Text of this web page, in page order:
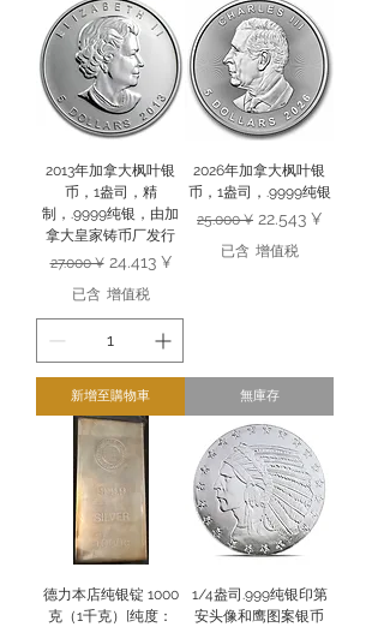
2013年加拿大枫叶银
币，1盎司，精
制，.9999纯银，由加
拿大皇家铸币厂发行
一般價格
27.000 ¥ 促銷價格
24.413 ¥
已含 增值税
新增至購物車
2026年加拿大枫叶银
币，1盎司，.9999纯银
一般價格
25.000 ¥ 促銷價格
22.543 ¥
已含 增值税
無庫存
德力本店纯银锭 1000
克（1千克）[纯度：
1/4盎司.999纯银印第
安头像和鹰图案银币